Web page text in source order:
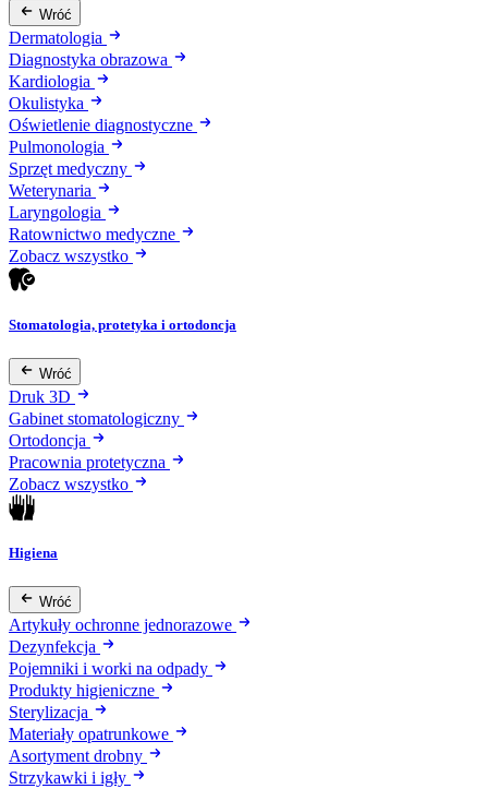
Wróć
Dermatologia
Diagnostyka obrazowa
Kardiologia
Okulistyka
Oświetlenie diagnostyczne
Pulmonologia
Sprzęt medyczny
Weterynaria
Laryngologia
Ratownictwo medyczne
Zobacz wszystko
Stomatologia, protetyka i ortodoncja
Wróć
Druk 3D
Gabinet stomatologiczny
Ortodoncja
Pracownia protetyczna
Zobacz wszystko
Higiena
Wróć
Artykuły ochronne jednorazowe
Dezynfekcja
Pojemniki i worki na odpady
Produkty higieniczne
Sterylizacja
Materiały opatrunkowe
Asortyment drobny
Strzykawki i igły